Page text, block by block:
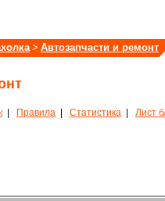
> Автозапчасти и ремонт
Правила Статистика Лист